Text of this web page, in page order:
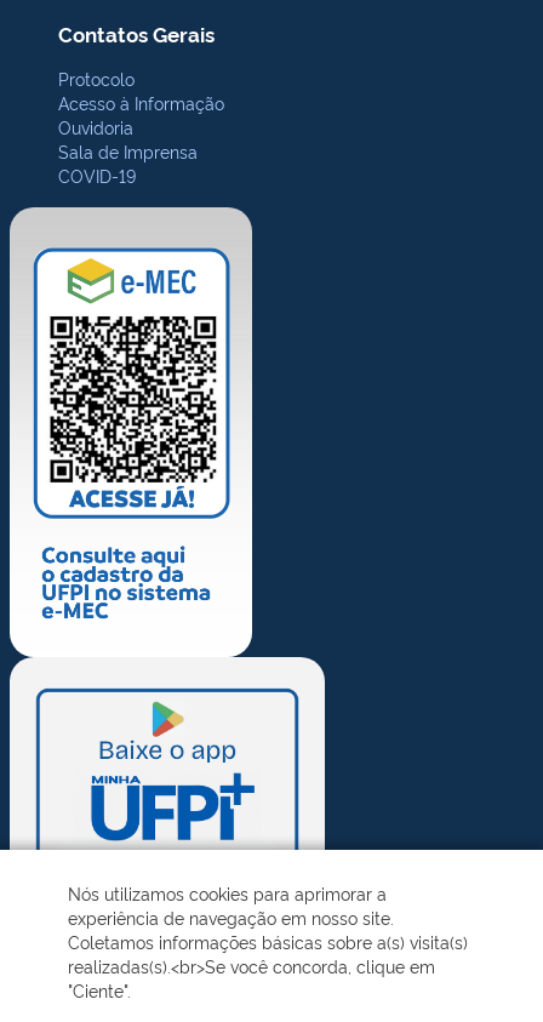
Contatos Gerais
Protocolo
Acesso à Informação
Ouvidoria
Sala de Imprensa
COVID-19
Nós utilizamos cookies para aprimorar a
experiência de navegação em nosso site.
Coletamos informações básicas sobre a(s) visita(s)
realizadas(s).<br>Se você concorda, clique em
"Ciente".